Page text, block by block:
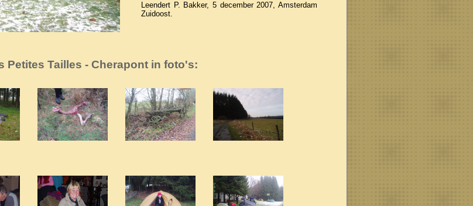
Leendert P. Bakker, 5 december 2007, Amsterdam
Zuidoost.
Petites Tailles - Cherapont in foto's: